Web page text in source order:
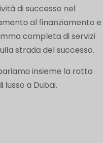
di successo nel
al finanziamento e
completa di servizi
strada del successo.
insieme la rotta
a Dubai.